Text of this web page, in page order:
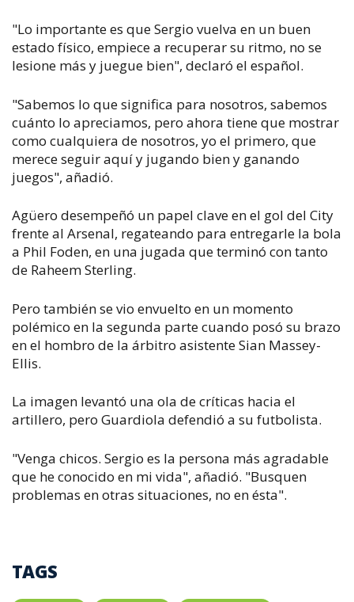
"Lo importante es que Sergio vuelva en un buen
estado físico, empiece a recuperar su ritmo, no se
lesione más y juegue bien", declaró el español.
"Sabemos lo que significa para nosotros, sabemos
cuánto lo apreciamos, pero ahora tiene que mostrar
como cualquiera de nosotros, yo el primero, que
merece seguir aquí y jugando bien y ganando
juegos", añadió.
Agüero desempeñó un papel clave en el gol del City
frente al Arsenal, regateando para entregarle la bola
a Phil Foden, en una jugada que terminó con tanto
de Raheem Sterling.
Pero también se vio envuelto en un momento
polémico en la segunda parte cuando posó su brazo
en el hombro de la árbitro asistente Sian Massey-
Ellis.
La imagen levantó una ola de críticas hacia el
artillero, pero Guardiola defendió a su futbolista.
"Venga chicos. Sergio es la persona más agradable
que he conocido en mi vida", añadió. "Busquen
problemas en otras situaciones, no en ésta".
TAGS